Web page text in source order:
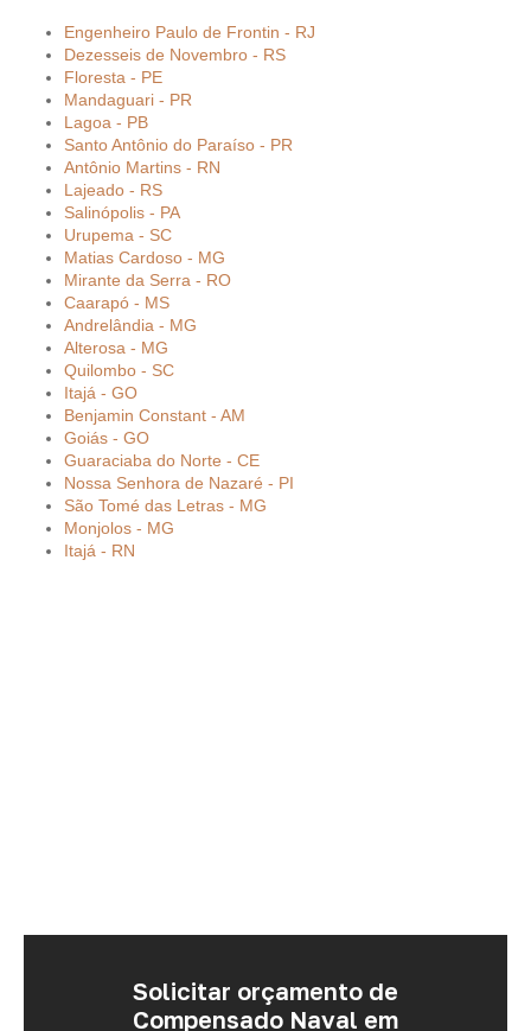
Engenheiro Paulo de Frontin - RJ
Dezesseis de Novembro - RS
Floresta - PE
Mandaguari - PR
Lagoa - PB
Santo Antônio do Paraíso - PR
Antônio Martins - RN
Lajeado - RS
Salinópolis - PA
Urupema - SC
Matias Cardoso - MG
Mirante da Serra - RO
Caarapó - MS
Andrelândia - MG
Alterosa - MG
Quilombo - SC
Itajá - GO
Benjamin Constant - AM
Goiás - GO
Guaraciaba do Norte - CE
Nossa Senhora de Nazaré - PI
São Tomé das Letras - MG
Monjolos - MG
Itajá - RN
Solicitar orçamento de
Compensado Naval em